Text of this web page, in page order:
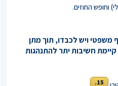
וחופש החוזים.
משפטי ויש לכבדו, תוך מתן
חשיבות יתר להתנהגות
15.